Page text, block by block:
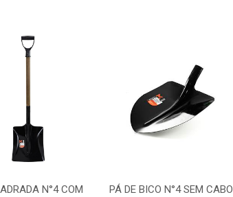
N°4 COM
PÁ DE BICO N°4 SEM CABO